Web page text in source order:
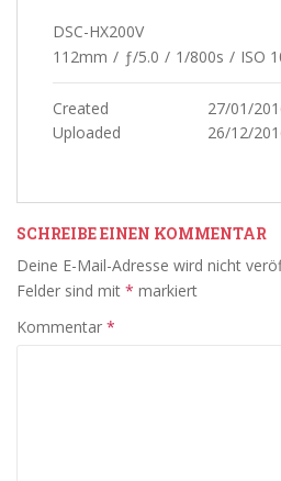
DSC-HX200V
112mm / ƒ/5.0 / 1/800s / ISO
Created
27/01/
Uploaded
26/12/
SCHREIBE EINEN KOMMENTAR
Deine E-Mail-Adresse wird nicht
Felder sind mit * markiert
Kommentar *